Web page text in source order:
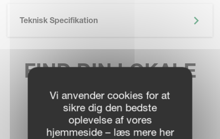
Teknisk Specifikation
FIND DIN LOKALE
FORHANDLER
Vi anvender cookies for at
sikre dig den bedste
oplevelse af vores
hjemmeside – læs mere her